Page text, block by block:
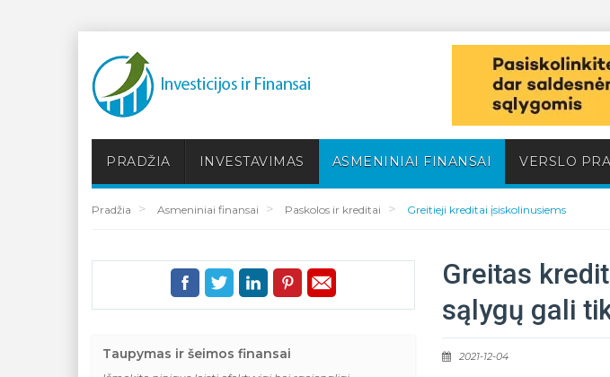
PRADŽIA INVESTAVIMAS ASMENINIAI FINANSAI VERSLO
Pradžia Asmeniniai finansai Paskolos ir kreditai Greitieji kreditai įsiskolinusiems
Greitas
sąlygų gali
2021-12-04
Taupymas ir šeimos finansai